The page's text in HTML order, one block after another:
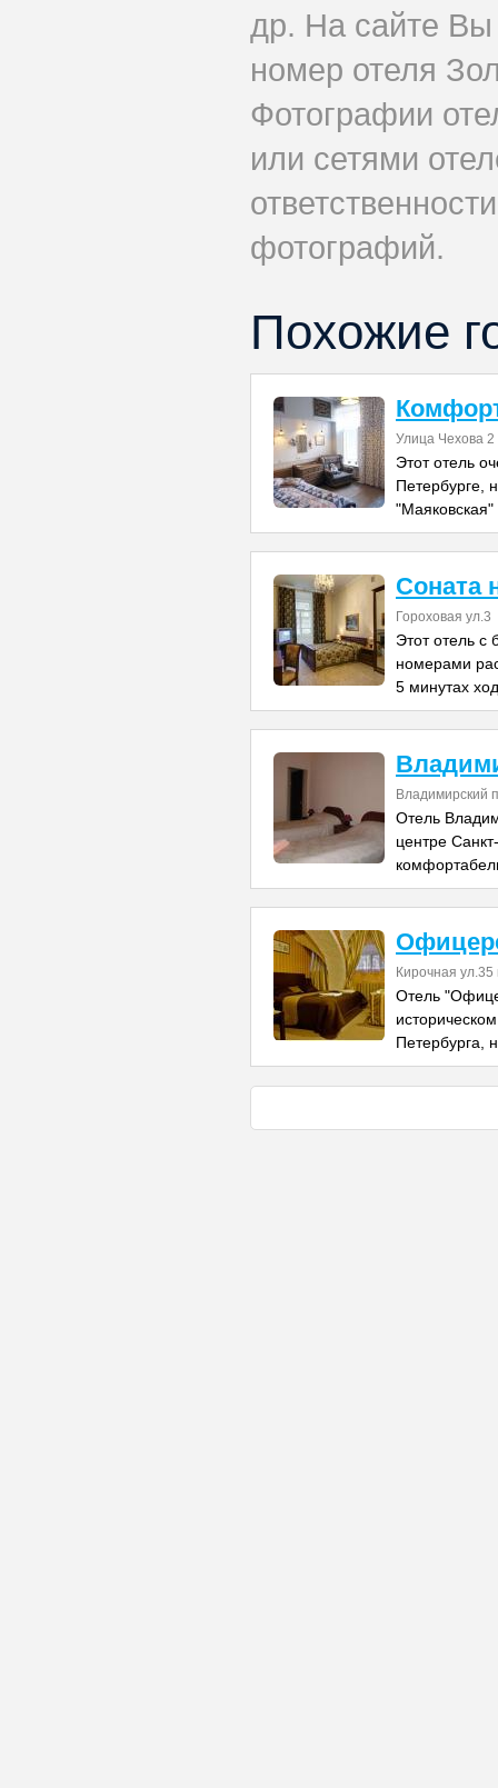
др. На сайте Вы
номер отеля
Фотографии
или сетями
фотографий.
Похожие
Улица Чехова 2
Этот отель
Петербурге,
Соната
Гороховая ул.3
Этот отель с
номерами
5 минутах
Владимирский
Отель
центре
Кирочная ул.35
Отель
Петербурга,